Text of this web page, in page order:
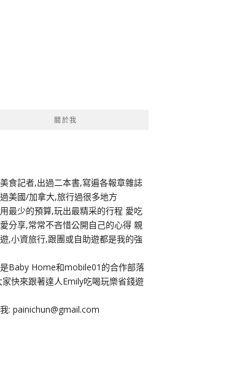
關於我
食記者,出過二本書,寫遍各報章雜誌
美國/加拿大,旅行過很多地方
最少的預算,玩出最精采的行程 愛吃
分享,常常不吝惜公開自己的心得 親
,小資旅行,跟團或自助遊都是我的強
Baby Home和mobile01的合作部落
家快來跟著達人Emily吃喝玩樂省錢遊
: painichun@gmail.com